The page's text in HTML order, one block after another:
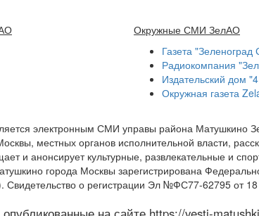
Окружные СМИ ЗелАО
Газета "Зеленоград
Радиокомпания
Издательский дом
Окружная газета
электронным СМИ управы района Матушкино
местных органов исполнительной власти,
и анонсирует культурные, развлекательные и
города Москвы зарегистрирована
Свидетельство о регистрации Эл №ФС77-62795 от 18